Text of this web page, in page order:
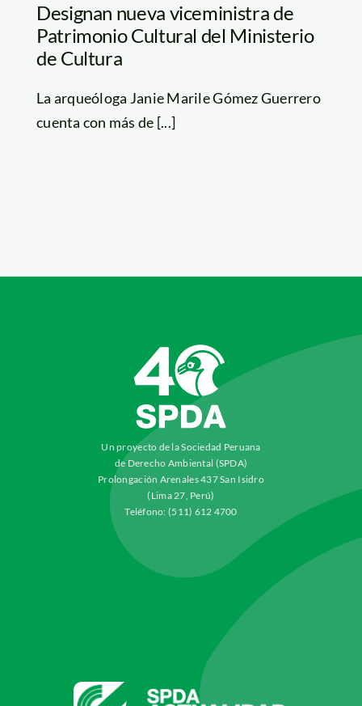
Designan nueva viceministra de
Patrimonio Cultural del Ministerio
de Cultura
La arqueóloga Janie Marile Gómez Guerrero
cuenta con más de [...]
Un proyecto de la Sociedad Peruana
de Derecho Ambiental (SPDA)
Prolongación Arenales 437 San Isidro
(Lima 27, Perú)
Teléfono: (511) 612 4700